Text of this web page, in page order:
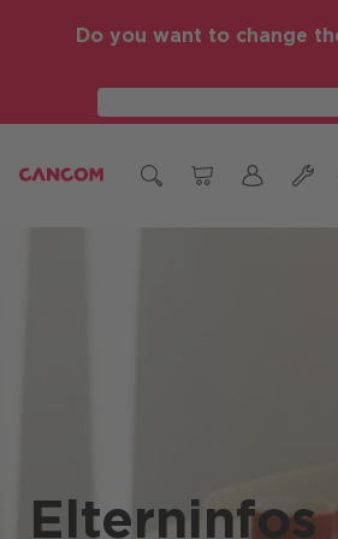
Do you want to change
Elterninfos